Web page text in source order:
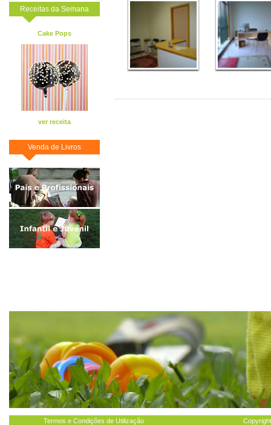
Receitas da Semana
Cake Pops
ver receita
Venda de Livros
Termos e Condições de Utilização